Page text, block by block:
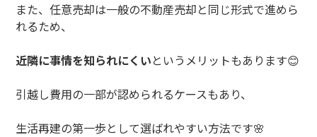
また、任意売却は一般の不動産売却と同じ形式で進めら
れるため、
近隣に事情を知られにくいというメリットもあります😊
引越し費用の一部が認められるケースもあり、
生活再建の第一歩として選ばれやすい方法です🌸